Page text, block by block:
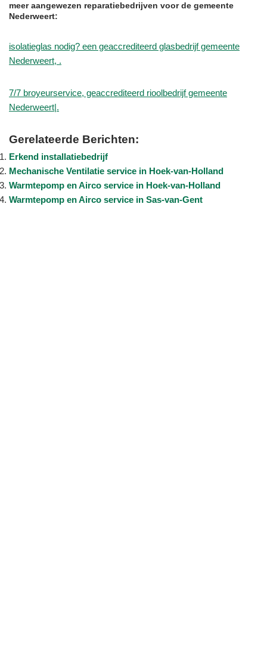
meer aangewezen reparatiebedrijven voor de gemeente
Nederweert:
isolatieglas nodig? een geaccrediteerd glasbedrijf gemeente
Nederweert, .
7/7 broyeurservice, geaccrediteerd rioolbedrijf gemeente
Nederweert|.
Gerelateerde Berichten:
Erkend installatiebedrijf
Mechanische Ventilatie service in Hoek-van-Holland
Warmtepomp en Airco service in Hoek-van-Holland
Warmtepomp en Airco service in Sas-van-Gent